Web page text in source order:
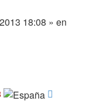
18:08 » en